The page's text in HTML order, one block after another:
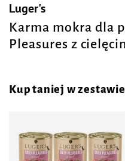
Luger's
Karma mokra dla
Pleasures z
Kup taniej w